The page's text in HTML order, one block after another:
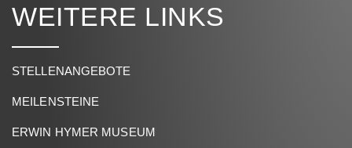
WEITERE LINKS
STELLENANGEBOTE
MEILENSTEINE
ERWIN HYMER MUSEUM